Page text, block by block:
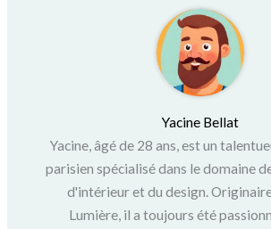
Yacine Bellat
Yacine, âgé de 28 ans, est un
parisien spécialisé dans le domaine
d'intérieur et du design.
Lumière, il a toujours été